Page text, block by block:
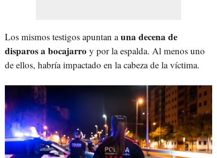
Los mismos testigos apuntan auna decena de
disparos a bocajarro y por la espalda. Al menos uno
de ellos, habría impactado en la cabeza de la víctima.